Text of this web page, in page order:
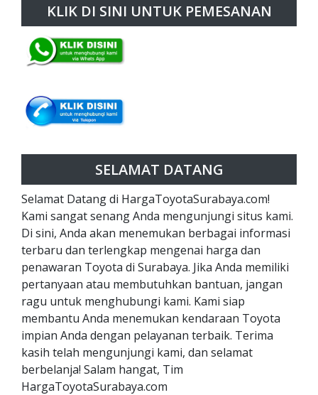
KLIK DI SINI UNTUK PEMESANAN
SELAMAT DATANG
Selamat Datang di HargaToyotaSurabaya.com!
Kami sangat senang Anda mengunjungi situs kami.
Di sini, Anda akan menemukan berbagai informasi
terbaru dan terlengkap mengenai harga dan
penawaran Toyota di Surabaya. Jika Anda memiliki
pertanyaan atau membutuhkan bantuan, jangan
ragu untuk menghubungi kami. Kami siap
membantu Anda menemukan kendaraan Toyota
impian Anda dengan pelayanan terbaik. Terima
kasih telah mengunjungi kami, dan selamat
berbelanja! Salam hangat, Tim
HargaToyotaSurabaya.com